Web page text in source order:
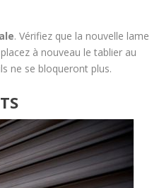
. Vérifiez que la nouvelle lame
à nouveau le tablier au
ne se bloqueront plus.